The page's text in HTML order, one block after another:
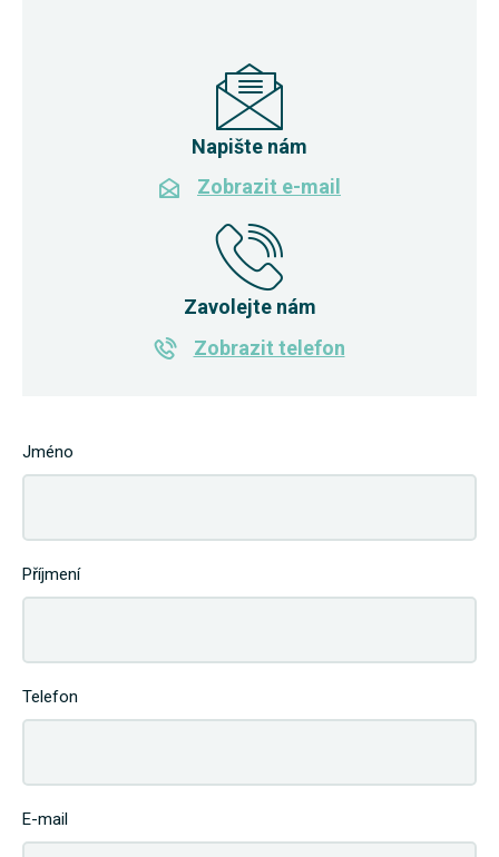
Napište nám
Zobrazit e-mail
Zavolejte nám
Zobrazit telefon
Jméno
Příjmení
Telefon
E-mail